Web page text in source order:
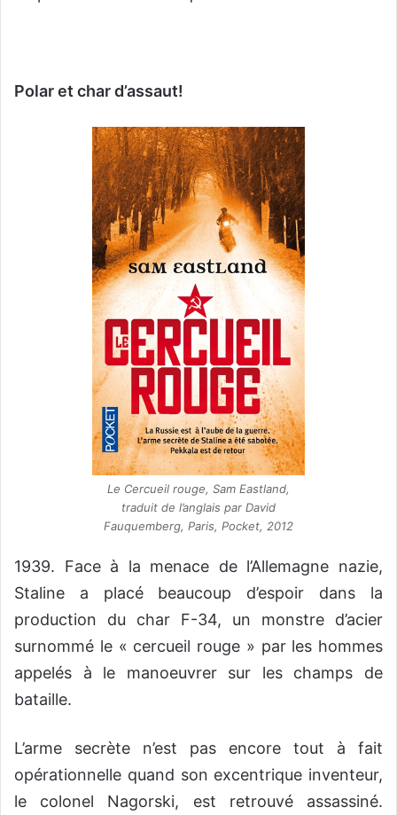
Polar et char d’assaut!
Le Cercueil rouge, Sam Eastland,
traduit de l’anglais par David
Fauquemberg, Paris, Pocket, 2012
1939. Face à la menace de l’Allemagne nazie,
Staline a placé beaucoup d’espoir dans la
production du char F-34, un monstre d’acier
surnommé le « cercueil rouge » par les hommes
appelés à le manoeuvrer sur les champs de
bataille.
L’arme secrète n’est pas encore tout à fait
opérationnelle quand son excentrique inventeur,
le colonel Nagorski, est retrouvé assassiné.